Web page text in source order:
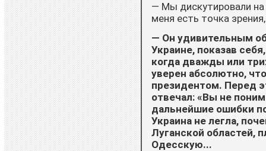
— Мы дискутировали на
меня есть точка
— Он удивительным
Украине, показав
когда дважды или
уверен абсолютно,
президентом. Перед
отвечал: «Вы не
дальнейшие ошибки
Украина не легла,
Луганской областей,
Одесскую...